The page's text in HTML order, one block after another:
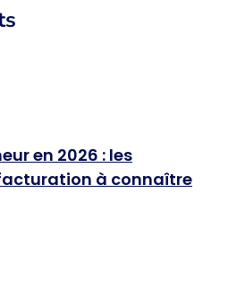
en 2026 : les
à connaître